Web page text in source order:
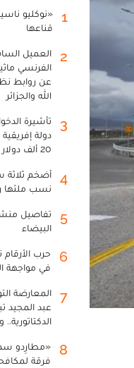
1
«نوكليو
قناعها
2
العميل
الفرنسي
عن روابط
الله والجزائر
3
دولة
20 ألف دولار
4
أضخم
نسب ملئها
5
تفاصيل
البيضاء
6
حرب
في مواجهة
7
المعارضة
عبد
8
«مطارِدو
فرقة